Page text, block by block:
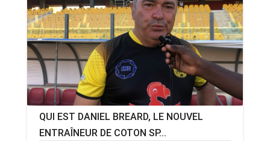
QUI EST DANIEL BREARD, LE NOUVEL
ENTRAÎNEUR DE COTON SP...